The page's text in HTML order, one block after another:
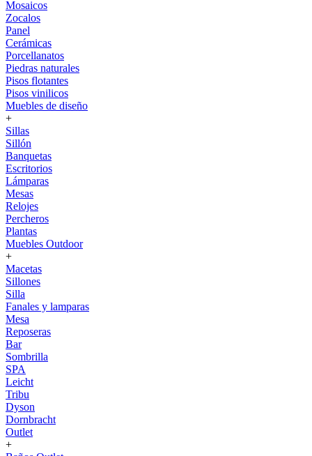
Mosaicos
Zocalos
Panel
Cerámicas
Porcellanatos
Piedras naturales
Pisos flotantes
Pisos vinilicos
Muebles de diseño
+
Sillas
Sillón
Banquetas
Escritorios
Lámparas
Mesas
Relojes
Percheros
Plantas
Muebles Outdoor
+
Macetas
Sillones
Silla
Fanales y lamparas
Mesa
Reposeras
Bar
Sombrilla
SPA
Leicht
Tribu
Dyson
Dornbracht
Outlet
+